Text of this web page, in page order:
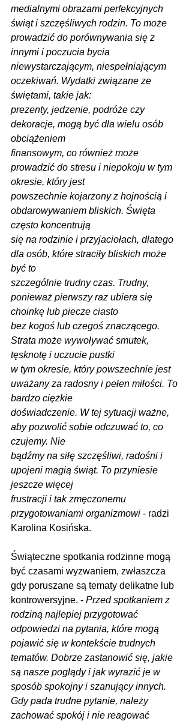
medialnymi obrazami perfekcyjnych
świąt i szczęśliwych rodzin. To może
prowadzić do porównywania się z
innymi i poczucia bycia
niewystarczającym, niespełniającym
oczekiwań. Wydatki związane ze
świętami, takie jak:
prezenty, jedzenie, podróże czy
dekoracje, mogą być dla wielu osób
obciążeniem
finansowym, co również może
prowadzić do stresu i niepokoju w tym
okresie, który jest
powszechnie kojarzony z hojnością i
obdarowywaniem bliskich. Święta
często koncentrują
się na rodzinie i przyjaciołach, dlatego
dla osób, które straciły bliskich może
być to
szczególnie trudny czas. Trudny,
ponieważ pierwszy raz ubiera się
choinkę lub piecze ciasto
bez kogoś lub czegoś znaczącego.
Strata może wywoływać smutek,
tęsknotę i uczucie pustki
w tym okresie, który powszechnie jest
uważany za radosny i pełen miłości. To
bardzo ciężkie
doświadczenie. W tej sytuacji ważne,
aby pozwolić sobie odczuwać to, co
czujemy. Nie
bądźmy na siłę szczęśliwi, radośni i
upojeni magią świąt. To przyniesie
jeszcze więcej
frustracji i tak zmęczonemu
przygotowaniami organizmowi - radzi
Karolina Kosińska.
Świąteczne spotkania rodzinne mogą
być czasami wyzwaniem, zwłaszcza
gdy poruszane są tematy delikatne lub
kontrowersyjne. - Przed spotkaniem z
rodziną najlepiej przygotować
odpowiedzi na pytania, które mogą
pojawić się w kontekście trudnych
tematów. Dobrze zastanowić się, jakie
są nasze poglądy i jak wyrazić je w
sposób spokojny i szanujący innych.
Gdy pada trudne pytanie, należy
zachować spokój i nie reagować